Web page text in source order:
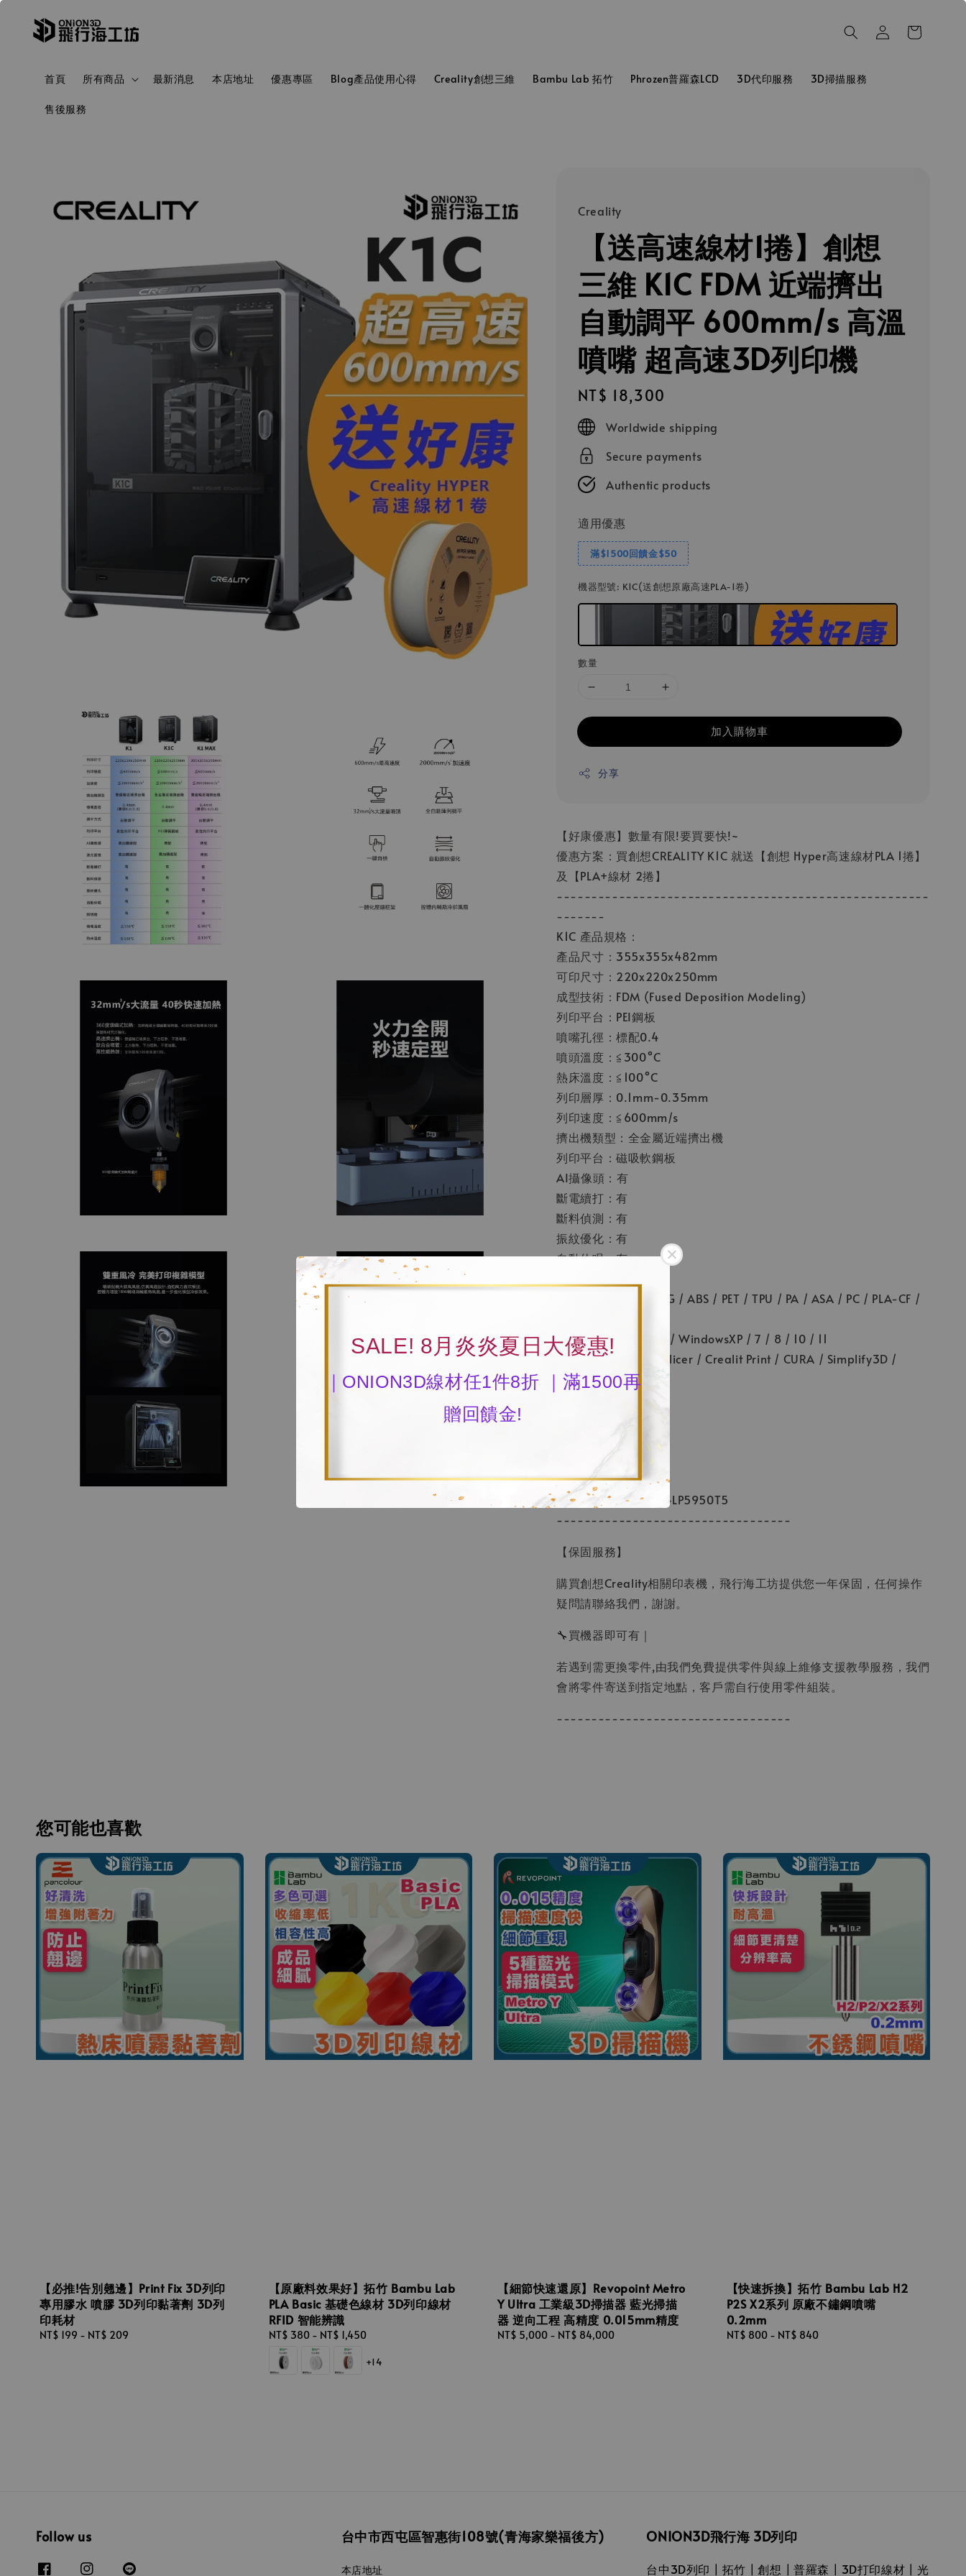
SALE! 8月炎炎夏日大優惠!
｜ONION3D線材任1件8折 ｜滿1500再
贈回饋金!
首頁 所有商品 最新消息 本店地址 優惠專區 Blog產品使用心得 Creality創想三維 Bambu Lab 拓竹 Phrozen普羅森LCD 3D代印服務 3D掃描服務
售後服務
Creality
【送高速線材1捲】創想
三維 K1C FDM 近端擠出
自動調平 600mm/s 高溫
噴嘴 超高速3D列印機
Regular
price
NT$ 18,300
Worldwide shipping
Secure payments
Authentic products
適用優惠
滿$1500回饋金$50
機器型號: K1C(送創想原廠高速PLA-1卷)
數量
加入購物車
分享
【好康優惠】數量有限!要買要快!~
優惠方案：買創想CREALITY K1C 就送【創想 Hyper高速線材PLA 1捲】
及【PLA+線材 2捲】
------------------------------------------------------
-------
K1C 產品規格：
產品尺寸：355x355x482mm
可印尺寸：220x220x250mm
成型技術：FDM (Fused Deposition Modeling)
列印平台：PEI鋼板
噴嘴孔徑：標配0.4
噴頭溫度：≦300°C
熱床溫度：≦100°C
列印層厚：0.1mm-0.35mm
列印速度：≦600mm/s
擠出機類型：全金屬近端擠出機
列印平台：磁吸軟鋼板
AI攝像頭：有
斷電續打：有
斷料偵測：有
振紋優化：有
自動休眠：有
列印耗材：PLA / PETG / ABS / PET / TPU / PA / ASA / PC / PLA-CF /
電腦操作系統：MAC / WindowsXP / 7 / 8 / 10 / 11
切片軟件：Creality Slicer / Crealit Print / CURA / Simplify3D /
PrusaSlicer
耗材直徑：1.75mm
產品淨重：12.5kg
產品重量：16kg
NCC認證碼：CCAJ24LP5950T5
----------------------------------
【保固服務】
購買創想Creality相關印表機，飛行海工坊提供您一年保固，任何操作
疑問請聯絡我們，謝謝。
🔧買機器即可有｜
若遇到需更換零件,由我們免費提供零件與線上維修支援教學服務，我們
會將零件寄送到指定地點，客戶需自行使用零件組裝。
----------------------------------
您可能也喜歡
【必推!告別翹邊】Print Fix 3D列印
專用膠水 噴膠 3D列印黏著劑 3D列
印耗材
Regular
NT$ 199 - NT$ 209
【原廠料效果好】拓竹 Bambu Lab
PLA Basic 基礎色線材 3D列印線材
RFID 智能辨識
Regular
price
NT$ 380- NT$ 1,450
+14
【細節快速還原】Revopoint Metro
Y Ultra 工業級3D掃描器 藍光掃描
器 逆向工程 高精度 0.015mm精度
Regular
NT$ 5,000 - NT$ 84,000
【快速拆換】拓竹 Bambu Lab H2
P2S X2系列 原廠不鏽鋼噴嘴
0.2mm
Regular
NT$ 800- NT$ 840
Follow us 台中市西屯區智惠街108號(青海家樂福後方)
本店地址
ONION3D飛行海 3D列印
台中3D列印┃拓竹┃創想┃普羅森┃3D打印線材┃光